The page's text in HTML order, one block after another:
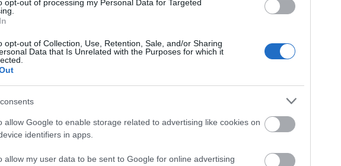
opt-out of processing my Personal Data for Targeted
opt-out of Collection, Use, Retention, Sale, and/or Sharing
Data that Is Unrelated with the Purposes for which it
allow Google to enable storage related to advertising like cookies on
identifiers in apps.
allow my user data to be sent to Google for online advertising